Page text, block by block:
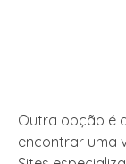
Outra opção é
encontrar uma